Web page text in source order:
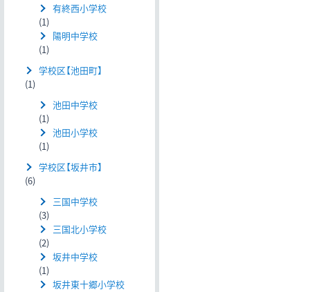
有終西小学校
(1)
陽明中学校
(1)
学校区【池田町】
(1)
池田中学校
(1)
池田小学校
(1)
学校区【坂井市】
(6)
三国中学校
(3)
三国北小学校
(2)
坂井中学校
(1)
坂井東十郷小学校